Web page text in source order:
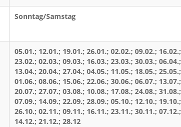
Sonntag/Samstag
05.01.; 12.01.; 19.01.; 26.01.; 02.02.; 09.02.; 16.02.;
23.02.; 02.03.; 09.03.; 16.03.; 23.03.; 30.03.; 06.04.;
13.04.; 20.04.; 27.04.; 04.05.; 11.05.; 18.05.; 25.05.;
01.06.; 08.06.; 15.06.; 22.06.; 30.06.; 06.07.; 13.07.;
20.07.; 27.07.; 03.08.; 10.08.; 17.08.; 24.08.; 31.08.;
07.09.; 14.09.; 22.09.; 28.09.; 05.10.; 12.10.; 19.10.;
26.10.; 02.11.; 09.11.; 16.11.; 23.11.; 30.11.; 07.12.;
14.12.; 21.12.; 28.12